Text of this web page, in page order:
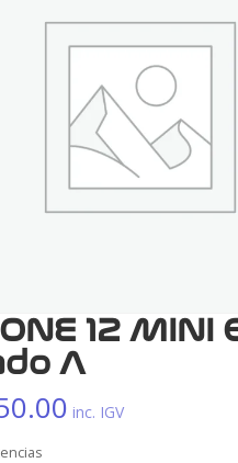
12 MINI
A
inc. IGV